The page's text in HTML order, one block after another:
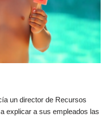
un director de Recursos
explicar a sus empleados las